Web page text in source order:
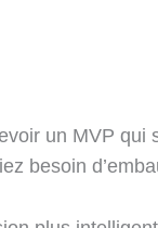
un MVP qui
besoin